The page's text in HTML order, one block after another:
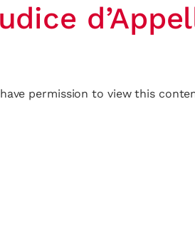
permission to view this